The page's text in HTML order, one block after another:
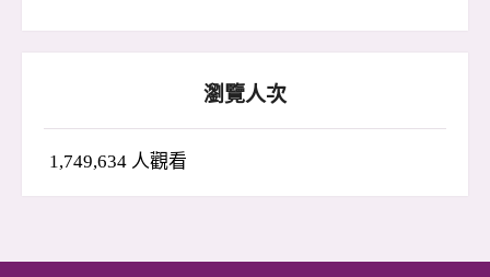
瀏覽人次
1,749,634 人觀看